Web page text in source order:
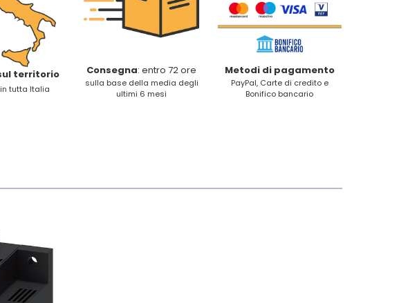
territorio
tutta Italia
Consegna: entro 72 ore
sulla base della media degli
ultimi 6 mesi
Metodi di pagamento
PayPal, Carte di credito e
Bonifico bancario